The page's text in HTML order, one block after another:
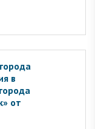
в
от